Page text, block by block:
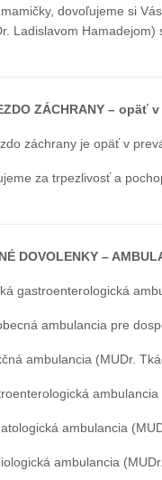
dovoľujeme si
Ladislavom Hamadejom)
ZÁCHRANY – opäť
záchrany je opäť v
za trpezlivosť a
DOVOLENKY –
gastroenterologická
ambulancia pre
ambulancia (MUDr.
ambulancia
ambulancia